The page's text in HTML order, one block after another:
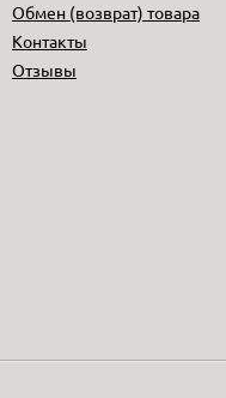
Обмен (возврат) товара
Контакты
Отзывы